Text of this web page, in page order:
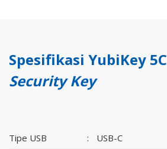
Spesifikasi YubiKey 5C
Security Key
Tipe USB :
USB-C